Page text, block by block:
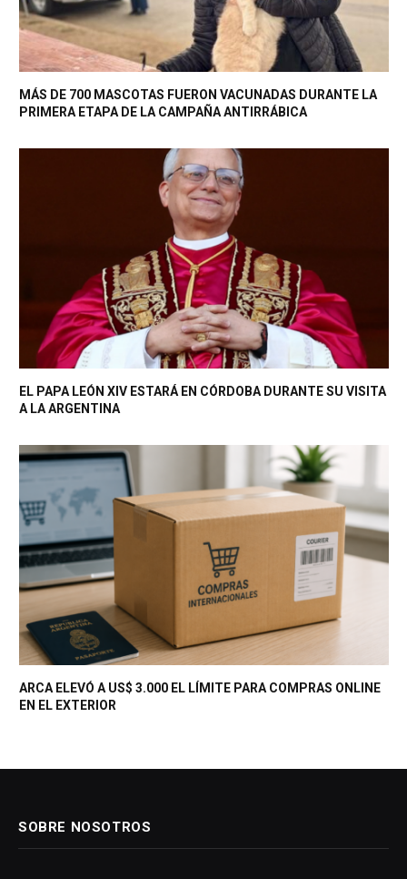
MÁS DE 700 MASCOTAS FUERON VACUNADAS DURANTE LA
PRIMERA ETAPA DE LA CAMPAÑA ANTIRRÁBICA
EL PAPA LEÓN XIV ESTARÁ EN CÓRDOBA DURANTE SU VISITA
A LA ARGENTINA
ARCA ELEVÓ A US$ 3.000 EL LÍMITE PARA COMPRAS ONLINE
EN EL EXTERIOR
SOBRE NOSOTROS